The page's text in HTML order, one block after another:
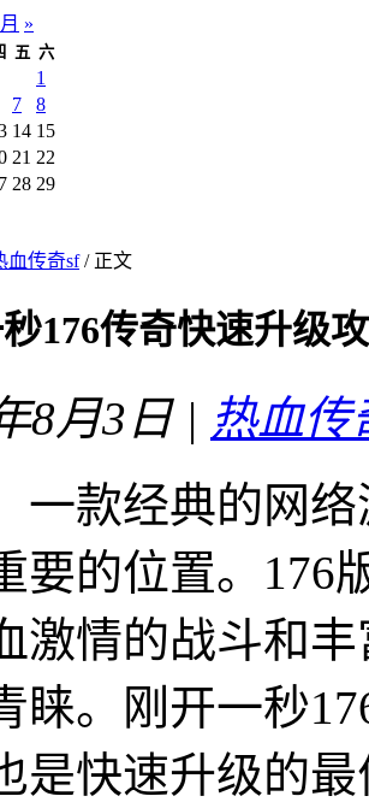
»
五 六
1
7
8
14 15
21 22
28 29
血传奇sf/ 正文
176传奇快速升级
8月3日 | 热血传
一款经典的网
要的位置。176
激情的战斗和
睐。刚开一秒
是快速升级的